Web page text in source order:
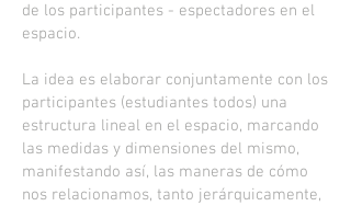
de los participantes - espectadores en el
espacio.
La idea es elaborar conjuntamente con los
participantes (estudiantes todos) una
estructura lineal en el espacio, marcando
las medidas y dimensiones del mismo,
manifestando así, las maneras de cómo
nos relacionamos, tanto jerárquicamente,